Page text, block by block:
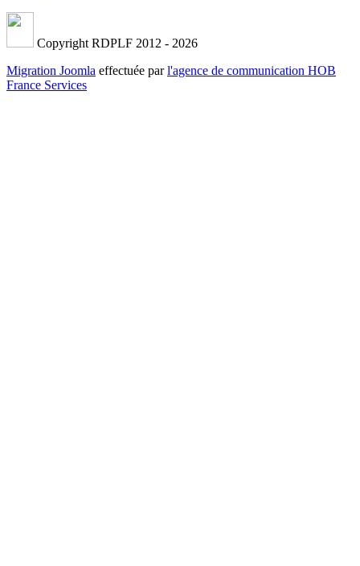
Copyright RDPLF 2012 - 2026
Migration Joomla effectuée parl'agence de communication HOB
France Services